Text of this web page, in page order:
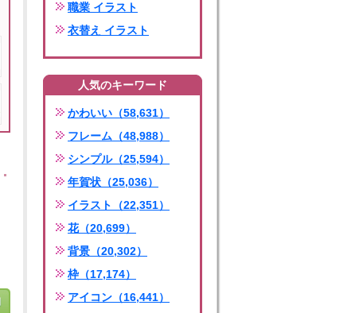
職業 イラスト
衣替え イラスト
人気のキーワード
かわいい（58,631）
フレーム（48,988）
シンプル（25,594）
年賀状（25,036）
イラスト（22,351）
花（20,699）
背景（20,302）
枠（17,174）
アイコン（16,441）